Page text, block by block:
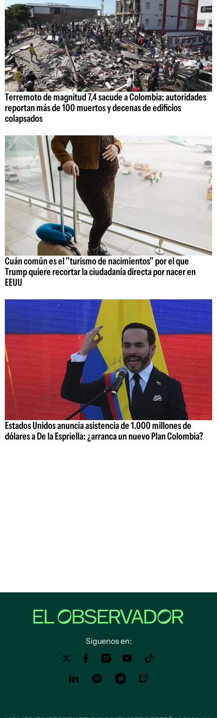
Terremoto de magnitud 7,4 sacude a Colombia: autoridades
reportan más de 100 muertos y decenas de edificios
colapsados
Cuán común es el "turismo de nacimientos" por el que
Trump quiere recortar la ciudadanía directa por nacer en
EEUU
Estados Unidos anuncia asistencia de 1.000 millones de
dólares a De la Espriella: ¿arranca un nuevo Plan Colombia?
Siguenos en: